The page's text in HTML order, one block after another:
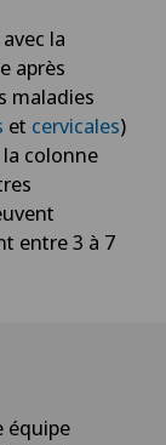
la
après
maladies
et cervicales)
colonne
entre 3 à 7
équipe